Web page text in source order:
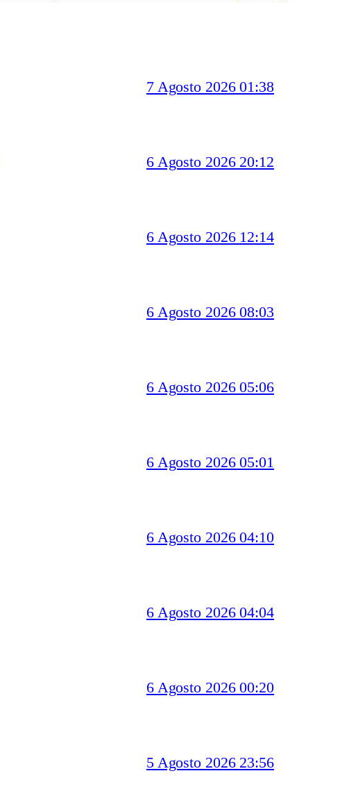
7 Agosto 2026 01:38
6 Agosto 2026 20:12
6 Agosto 2026 12:14
6 Agosto 2026 08:03
6 Agosto 2026 05:06
6 Agosto 2026 05:01
6 Agosto 2026 04:10
6 Agosto 2026 04:04
6 Agosto 2026 00:20
5 Agosto 2026 23:56